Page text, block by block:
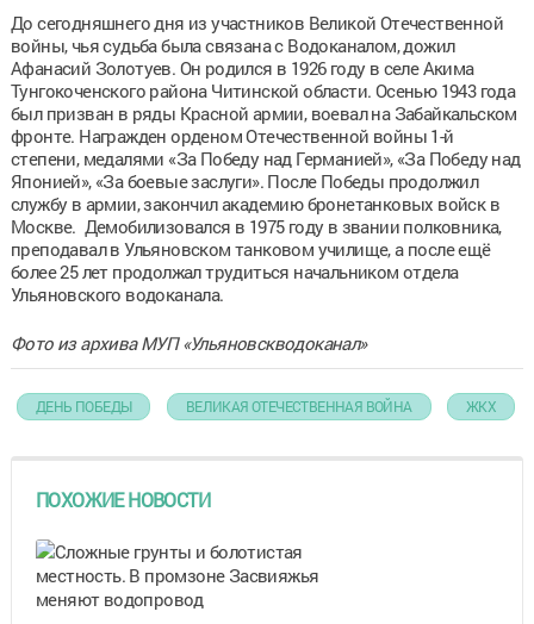
До сегодняшнего дня из участников Великой Отечественной
войны, чья судьба была связана с Водоканалом, дожил
Афанасий Золотуев. Он родился в 1926 году в селе Акима
Тунгокоченского района Читинской области. Осенью 1943 года
был призван в ряды Красной армии, воевал на Забайкальском
фронте. Награжден орденом Отечественной войны 1-й
степени, медалями «За Победу над Германией», «За Победу над
Японией», «За боевые заслуги». После Победы продолжил
службу в армии, закончил академию бронетанковых войск в
Москве. Демобилизовался в 1975 году в звании полковника,
преподавал в Ульяновском танковом училище, а после ещё
более 25 лет продолжал трудиться начальником отдела
Ульяновского водоканала.
Фото из архива МУП «Ульяновскводоканал»
ДЕНЬ ПОБЕДЫ ВЕЛИКАЯ ОТЕЧЕСТВЕННАЯ ВОЙНА ЖКХ
ПОХОЖИЕ НОВОСТИ